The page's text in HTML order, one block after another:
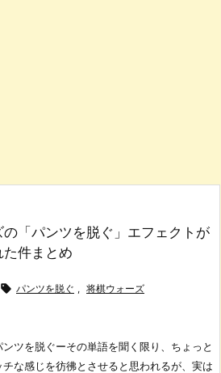
の「パンツを脱ぐ」エフェクトが
件まとめ
 パンツを脱ぐ , 将棋ウォーズ
ンツを脱ぐーその単語を聞く限り、ちょっと
チな感じを彷彿とさせると思われるが、実は